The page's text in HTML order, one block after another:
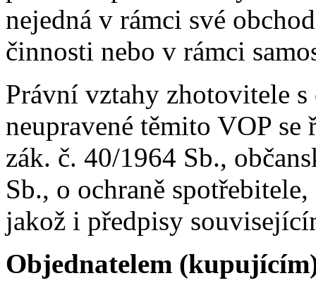
nejedná v rámci své
činnosti nebo v rámci
Právní vztahy zhotovitele
neupravené těmito VOP
zák. č. 40/1964 Sb.,
Sb., o ochraně
jakož i předpisy
Objednatelem